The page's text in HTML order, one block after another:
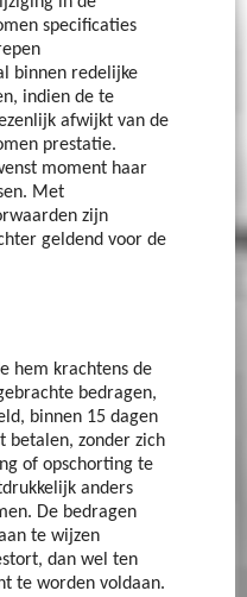
specificaties
binnen redelijke
indien de te
afwijkt van de
prestatie.
moment haar
Met
zijn
geldend voor de
hem krachtens de
bedragen,
binnen 15 dagen
betalen, zonder zich
of opschorting te
anders
De bedragen
te wijzen
dan wel ten
te worden voldaan.